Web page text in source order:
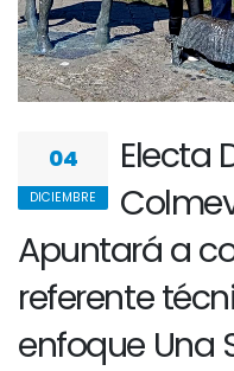
04
DICIEMBRE
Electa
Apuntará a
referente
enfoque Una